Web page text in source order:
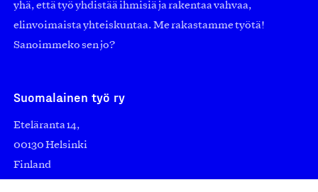
yhä, että työ yhdistää ihmisiä ja rakentaa vahvaa,
elinvoimaista yhteiskuntaa. Me rakastamme työtä!
Sanoimmeko sen jo?
Suomalainen työ ry
Eteläranta 14,
00130 Helsinki
Finland